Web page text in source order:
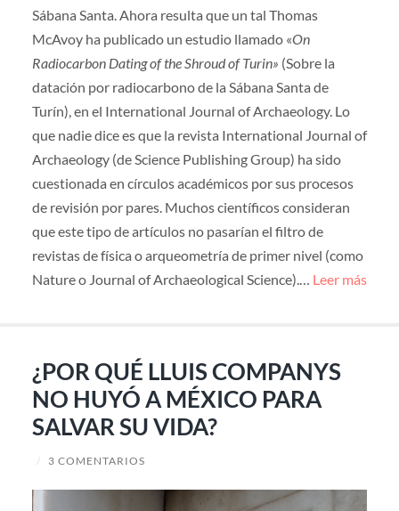
Sábana Santa. Ahora resulta que un tal Thomas
McAvoy ha publicado un estudio llamado «On
Radiocarbon Dating of the Shroud of Turin» (Sobre la
datación por radiocarbono de la Sábana Santa de
Turín), en el International Journal of Archaeology. Lo
que nadie dice es que la revista International Journal of
Archaeology (de Science Publishing Group) ha sido
cuestionada en círculos académicos por sus procesos
de revisión por pares. Muchos científicos consideran
que este tipo de artículos no pasarían el filtro de
revistas de física o arqueometría de primer nivel (como
Nature o Journal of Archaeological Science).… Leer más
¿POR QUÉ LLUIS COMPANYS
NO HUYÓ A MÉXICO PARA
SALVAR SU VIDA?
/ 3 COMENTARIOS